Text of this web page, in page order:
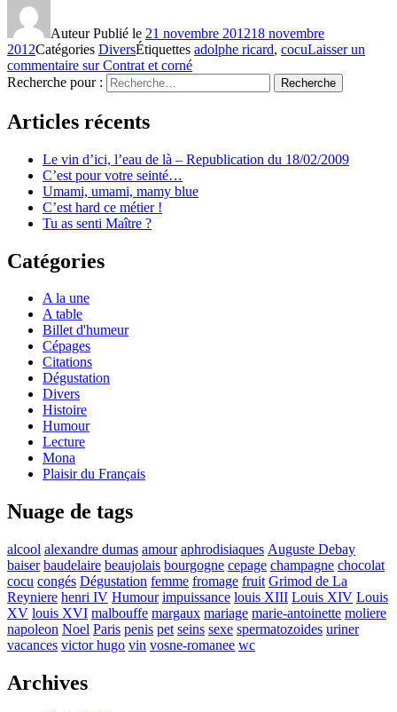
AuteurPublié le 21 novembre 201218 novembre
2012Catégories DiversÉtiquettes adolphe ricard, cocuLaisser un
commentaire sur Contrat et corné
Recherche pour :
Recherche
Articles récents
Le vin d’ici, l’eau de là – Republication du 18/02/2009
C’est pour votre seinté…
Umami, umami, mamy blue
C’est hard ce métier !
Tu as senti Maître ?
Catégories
A la une
A table
Billet d'humeur
Cépages
Citations
Dégustation
Divers
Histoire
Humour
Lecture
Mona
Plaisir du Français
Nuage de tags
alcool alexandre dumas amour aphrodisiaques Auguste Debay
baiser baudelaire beaujolais bourgogne cepage champagne chocolat
cocu congés Dégustation femme fromage fruit Grimod de La
Reyniere henri IV Humour impuissance louis XIII Louis XIV Louis
XV louis XVI malbouffe margaux mariage marie-antoinette moliere
napoleon Noel Paris penis pet seins sexe spermatozoides uriner
vacances victor hugo vin vosne-romanee wc
Archives